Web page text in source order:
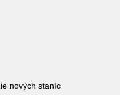
nových staníc